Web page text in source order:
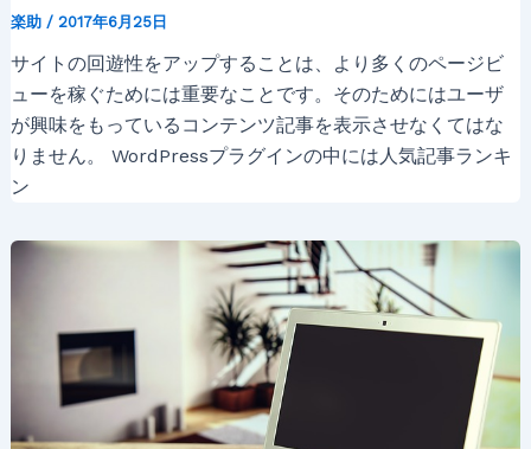
楽助 / 2017年6月25日
サイトの回遊性をアップすることは、より多くのページビ
ューを稼ぐためには重要なことです。そのためにはユーザ
が興味をもっているコンテンツ記事を表示させなくてはな
りません。 WordPressプラグインの中には人気記事ランキ
ン